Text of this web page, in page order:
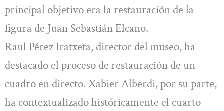
principal objetivo era la restauración de la
figura de Juan Sebastián Elcano.
Raul Pérez Iratxeta, director del museo, ha
destacado el proceso de restauración de un
cuadro en directo. Xabier Alberdi, por su parte,
ha contextualizado históricamente el cuarto